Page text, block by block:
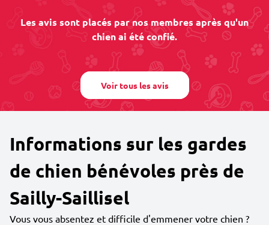
Les avis sont placés par nos membres après qu'un
chien ai été confié.
Voir tous les avis
Informations sur les gardes
de chien bénévoles près de
Sailly-Saillisel
Vous vous absentez et difficile d'emmener votre chien ?